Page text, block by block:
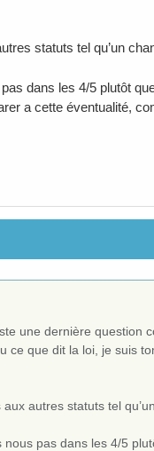
statuts tel qu’un
dans les 4/5 plutôt
a cette éventualité,
une dernière question
ce que dit la loi, je suis
aux autres statuts tel
nous pas dans les 4/5